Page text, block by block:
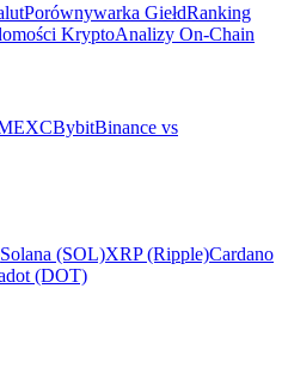
Porównywarka GiełdRanking
KryptoAnalizy On-Chain
BybitBinance vs
Solana (SOL)XRP (Ripple)Cardano
(DOT)